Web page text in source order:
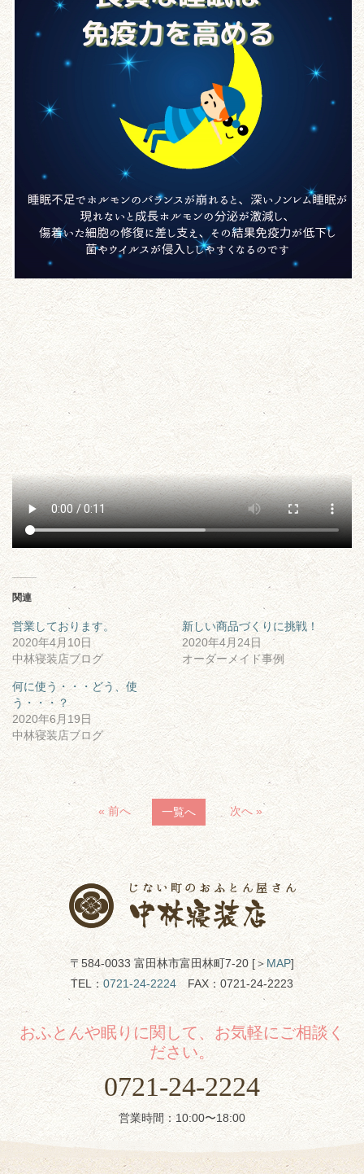
関連
営業しております。
2020年4月10日
中林寝装店ブログ
新しい商品づくりに挑戦！
2020年4月24日
オーダーメイド事例
何に使う・・・どう、使
う・・・？
2020年6月19日
中林寝装店ブログ
« 前へ 一覧へ 次へ »
〒584-0033 富田林市富田林町7-20 [＞MAP]
TEL： 0721-24-2224 FAX：0721-24-2223
おふとんや眠りに関して、お気軽にご相談く
ださい。
0721-24-2224
営業時間：10:00〜18:00